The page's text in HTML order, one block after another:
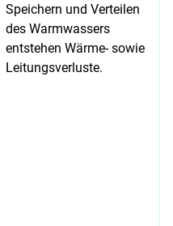
Speichern und Verteilen
des Warmwassers
entstehen Wärme- sowie
Leitungsverluste.